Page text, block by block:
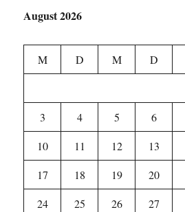
August 2026
M D M D
3
4 5 6
10
11 12 13
17
18 19 20
24
25 26 27